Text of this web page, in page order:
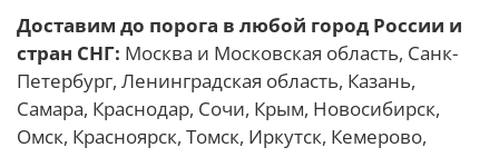
Доставим до порога в любой город России и
стран СНГ: Москва и Московская область, Санк-
Петербург, Ленинградская область, Казань,
Самара, Краснодар, Сочи, Крым, Новосибирск,
Омск, Красноярск, Томск, Иркутск, Кемерово,